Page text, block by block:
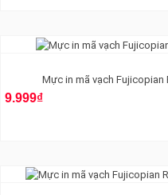
Mực in mã vạch Fujicopian
9.999₫